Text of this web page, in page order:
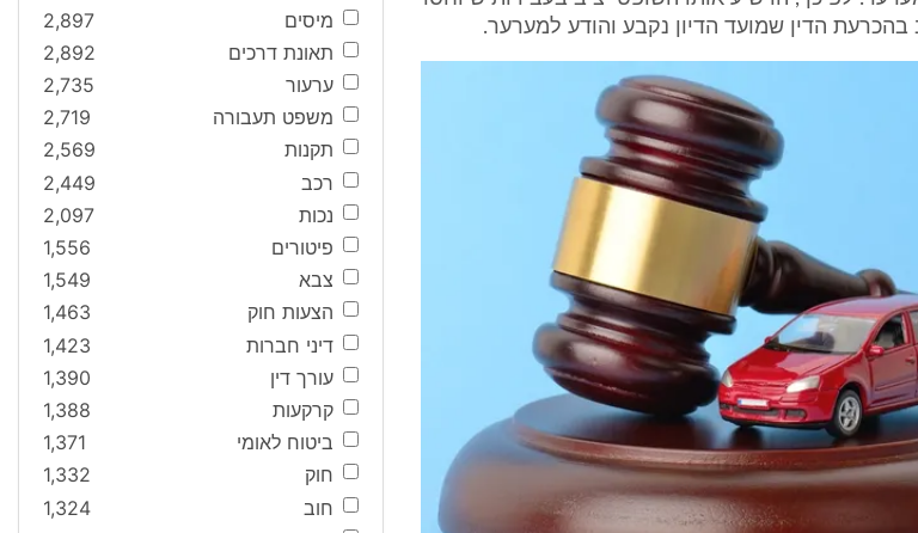
הדין שמועד הדיון נקבע והודע למערער.
מיסים
2,897
תאונת דרכים
2,892
ערעור
2,735
משפט תעבורה
2,719
תקנות
2,569
רכב
2,449
נכות
2,097
פיטורים
1,556
צבא
1,549
הצעות חוק
1,463
דיני חברות
1,423
עורך דין
1,390
קרקעות
1,388
ביטוח לאומי
1,371
חוק
1,332
חוב
1,324